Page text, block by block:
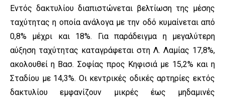
Εντός δακτυλίου διαπιστώνεται βελτίωση της μέσης
ταχύτητας η οποία ανάλογα με την οδό κυμαίνεται από
0,8% μέχρι και 18%. Για παράδειγμα η μεγαλύτερη
αύξηση ταχύτητας καταγράφεται στη Λ. Λαμίας 17,8%,
ακολουθεί η Βασ. Σοφίας προς Κηφισιά με 15,2% και η
Σταδίου με 14,3%. Οι κεντρικές οδικές αρτηρίες εκτός
δακτυλίου εμφανίζουν μικρές έως μηδαμινές